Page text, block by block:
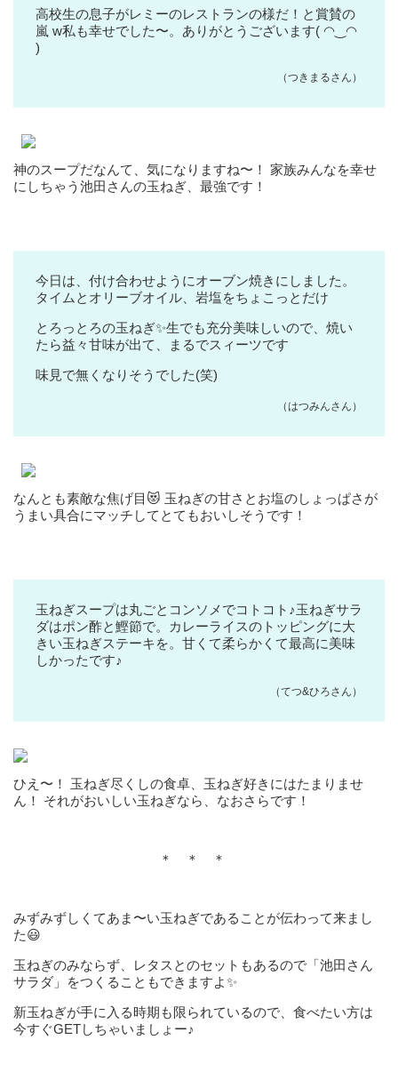
高校生の息子がレミーのレストランの様だ！と賞賛の
嵐 w私も幸せでした〜。ありがとうございます( ◠‿◠
)
（つきまるさん）
神のスープだなんて、気になりますね〜！ 家族みんなを幸せ
にしちゃう池田さんの玉ねぎ、最強です！
今日は、付け合わせようにオーブン焼きにしました。
タイムとオリーブオイル、岩塩をちょこっとだけ
とろっとろの玉ねぎ✨生でも充分美味しいので、焼い
たら益々甘味が出て、まるでスィーツです
味見で無くなりそうでした(笑)
（はつみんさん）
なんとも素敵な焦げ目😻 玉ねぎの甘さとお塩のしょっぱさが
うまい具合にマッチしてとてもおいしそうです！
玉ねぎスープは丸ごとコンソメでコトコト♪玉ねぎサラ
ダはポン酢と鰹節で。カレーライスのトッピングに大
きい玉ねぎステーキを。甘くて柔らかくて最高に美味
しかったです♪
（てつ&ひろさん）
ひえ〜！ 玉ねぎ尽くしの食卓、玉ねぎ好きにはたまりませ
ん！ それがおいしい玉ねぎなら、なおさらです！
＊ ＊ ＊
みずみずしくてあま〜い玉ねぎであることが伝わって来まし
た😃
玉ねぎのみならず、レタスとのセットもあるので「池田さん
サラダ」をつくることもできますよ✨
新玉ねぎが手に入る時期も限られているので、食べたい方は
今すぐGETしちゃいましょー♪